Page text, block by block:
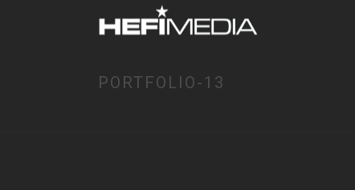
PORTFOLIO-13